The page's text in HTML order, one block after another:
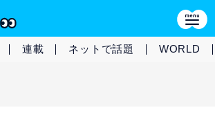
連載 ネットで話題 WORLD